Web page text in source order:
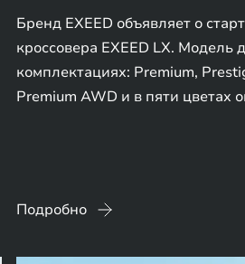
Бренд EXEED объявляет о
кроссовера EXEED LX. Модель
комплектациях: Premium,
Premium AWD и в пяти цветах
Подробно